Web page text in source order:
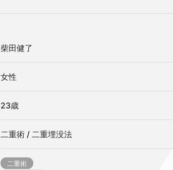
柴田健了
女性
23歳
二重術 / 二重埋没法
二重術